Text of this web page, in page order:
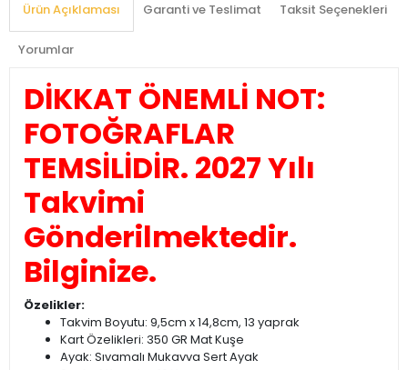
Ürün Açıklaması Garanti ve Teslimat Taksit Seçenekleri
Yorumlar
DİKKAT ÖNEMLİ NOT:
FOTOĞRAFLAR
TEMSİLİDİR. 2027 Yılı
Takvimi
Gönderilmektedir.
Bilginize.
Özelikler:
Takvim Boyutu: 9,5cm x 14,8cm, 13 yaprak
Kart Özelikleri: 350 GR Mat Kuşe
Ayak: Sıvamalı Mukavva Sert Ayak